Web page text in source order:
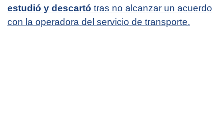
estudió y descartó tras no alcanzar un acuerdo
con la operadora del servicio de transporte.